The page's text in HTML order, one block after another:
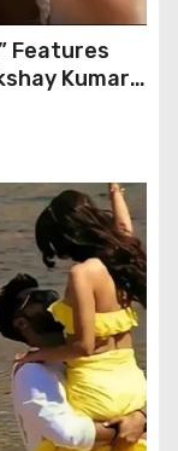
Features
Kumar,
More